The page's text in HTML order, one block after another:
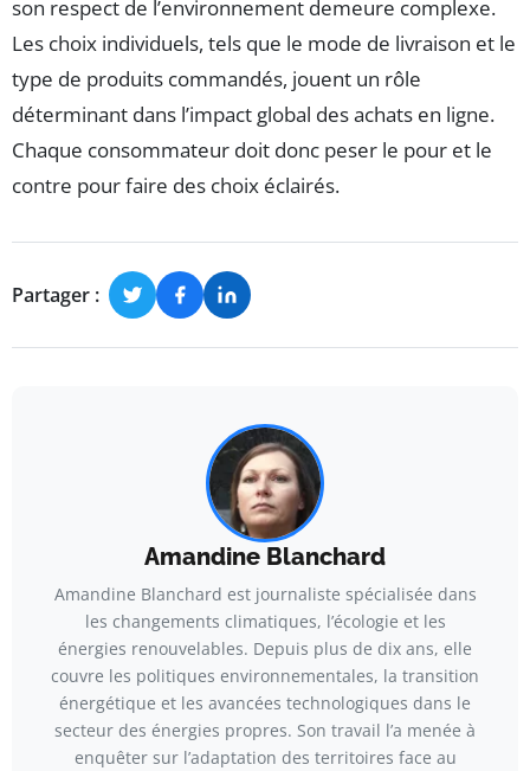
son respect de l’environnement demeure complexe.
Les choix individuels, tels que le mode de livraison et le
type de produits commandés, jouent un rôle
déterminant dans l’impact global des achats en ligne.
Chaque consommateur doit donc peser le pour et le
contre pour faire des choix éclairés.
Partager :
Amandine Blanchard
Amandine Blanchard est journaliste spécialisée dans
les changements climatiques, l’écologie et les
énergies renouvelables. Depuis plus de dix ans, elle
couvre les politiques environnementales, la transition
énergétique et les avancées technologiques dans le
secteur des énergies propres. Son travail l’a menée à
enquêter sur l’adaptation des territoires face au